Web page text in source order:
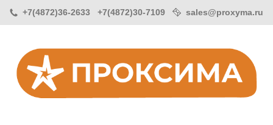
+7(4872)36-2633 +7(4872)30-7109 sales@proxyma.ru